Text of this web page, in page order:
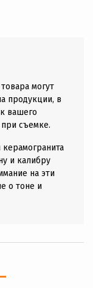
могут
продукции, в
вашего
съемке.
и калибру
на эти
о тоне и